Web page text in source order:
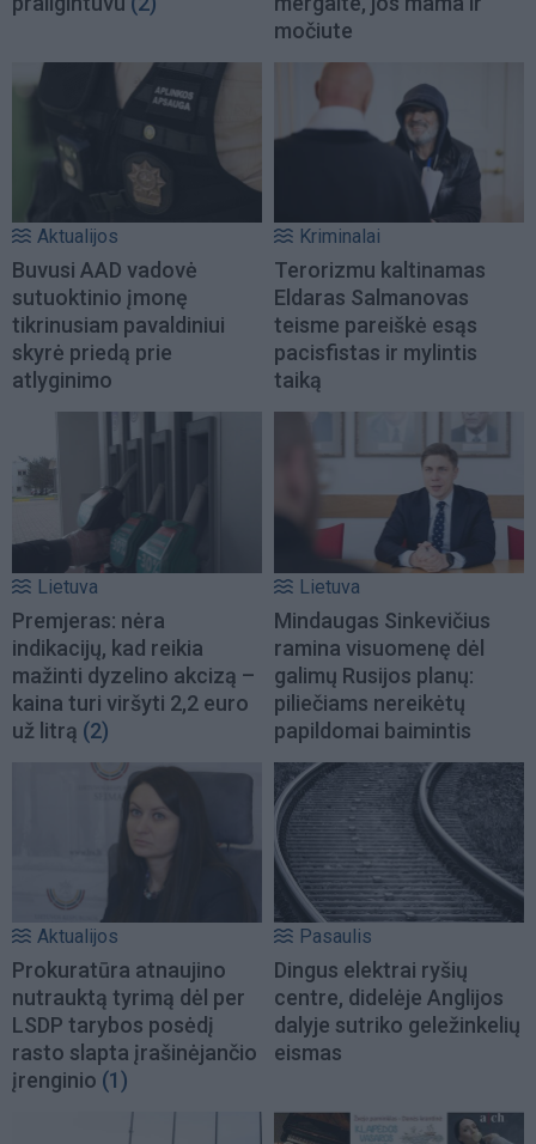
močiute
Aktualijos
Buvusi AAD vadovė
sutuoktinio įmonę
tikrinusiam pavaldiniui
skyrė priedą prie
atlyginimo
Kriminalai
Terorizmu kaltinamas
Eldaras Salmanovas
teisme pareiškė esąs
pacisfistas ir mylintis
taiką
Lietuva
Premjeras: nėra
indikacijų, kad reikia
mažinti dyzelino akcizą –
kaina turi viršyti 2,2 euro
už litrą (2)
Lietuva
Mindaugas Sinkevičius
ramina visuomenę dėl
galimų Rusijos planų:
piliečiams nereikėtų
papildomai baimintis
Aktualijos
Prokuratūra atnaujino
nutrauktą tyrimą dėl per
LSDP tarybos posėdį
rasto slapta įrašinėjančio
įrenginio (1)
Pasaulis
Dingus elektrai ryšių
centre, didelėje Anglijos
dalyje sutriko geležinkelių
eismas